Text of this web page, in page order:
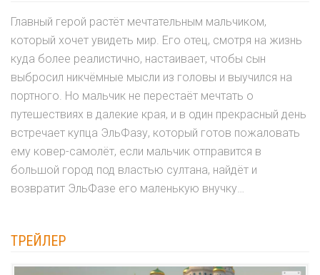
Главный герой растёт мечтательным мальчиком,
который хочет увидеть мир. Его отец, смотря на жизнь
куда более реалистично, настаивает, чтобы сын
выбросил никчёмные мысли из головы и выучился на
портного. Но мальчик не перестаёт мечтать о
путешествиях в далекие края, и в один прекрасный день
встречает купца ЭльФазу, который готов пожаловать
ему ковер-самолёт, если мальчик отправится в
большой город под властью султана, найдёт и
возвратит ЭльФазе его маленькую внучку…
ТРЕЙЛЕР